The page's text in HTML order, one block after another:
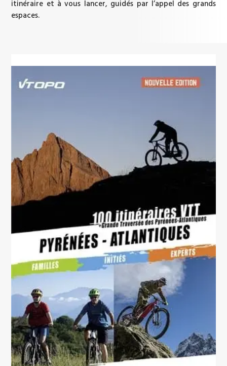
itinéraire et à vous lancer, guidés par l’appel des grands
espaces.